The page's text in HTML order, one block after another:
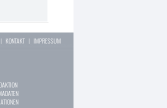
| KONTAKT| IMPRESSUM